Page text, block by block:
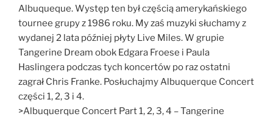
Albuqueque. Występ ten był częścią amerykańskiego
tournee grupy z 1986 roku. My zaś muzyki słuchamy z
wydanej 2 lata później płyty Live Miles. W grupie
Tangerine Dream obok Edgara Froese i Paula
Haslingera podczas tych koncertów po raz ostatni
zagrał Chris Franke. Posłuchajmy Albuquerque Concert
części 1, 2, 3 i 4.
>Albuquerque Concert Part 1, 2, 3, 4 – Tangerine